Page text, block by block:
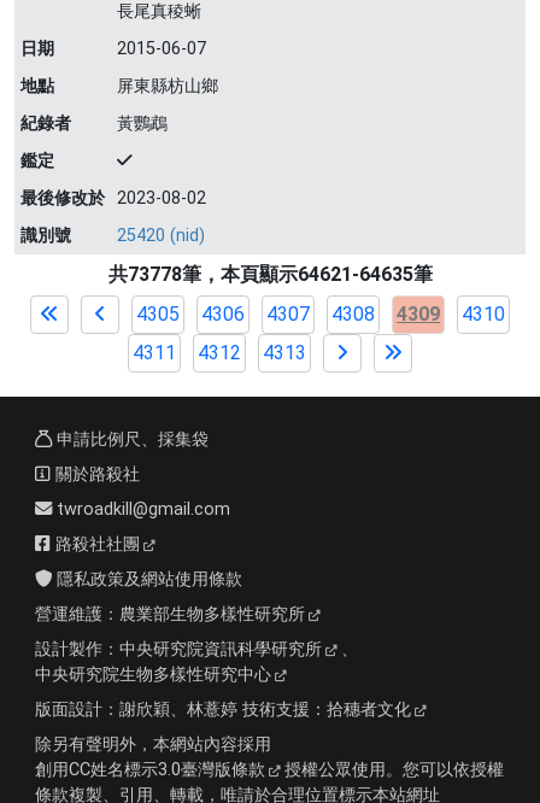
長尾真稜蜥
日期
2015-06-07
地點
屏東縣枋山鄉
紀錄者
黃鸚鵡
鑑定
最後修改於 2023-08-02
識別號
25420 (nid)
共73778筆，本頁顯示64621-64635筆
4305
4306 4307 4308 4309
4310
4311
4312 4313
申請比例尺、採集袋
關於路殺社
twroadkill@gmail.com
路殺社社團
隱私政策及網站使用條款
營運維護： 農業部生物多樣性研究所
設計製作： 中央研究院資訊科學研究所
、
中央研究院生物多樣性研究中心
版面設計： 謝欣穎、林薏婷 技術支援： 拾穗者文化
除另有聲明外，本網站內容採用
創用CC姓名標示3.0臺灣版條款
授權公眾使用。您可以依授權
條款複製、引用、轉載，唯請於合理位置標示本站網址